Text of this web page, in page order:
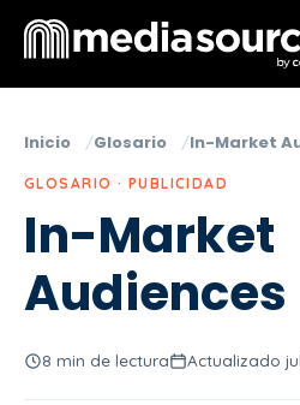
Inicio Glosario In-Market
GLOSARIO · PUBLICIDAD
In-Market
Audiences
8 min de lectura Actualizado